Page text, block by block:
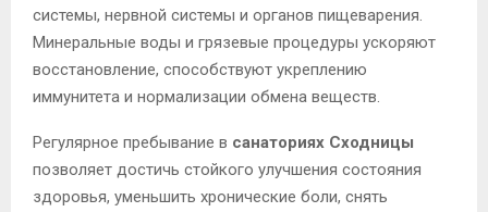
системы, нервной системы и органов пищеварения.
Минеральные воды и грязевые процедуры ускоряют
восстановление, способствуют укреплению
иммунитета и нормализации обмена веществ.
Регулярное пребывание в санаториях Сходницы
позволяет достичь стойкого улучшения состояния
здоровья, уменьшить хронические боли, снять